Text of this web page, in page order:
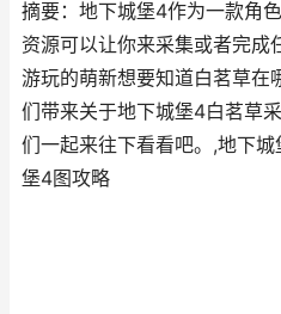
摘要：地下城堡4作为一款角
资源可以让你来采集或者完成
游玩的萌新想要知道白茗草在
们带来关于地下城堡4白茗草
们一起来往下看看吧。,地下
堡4图攻略